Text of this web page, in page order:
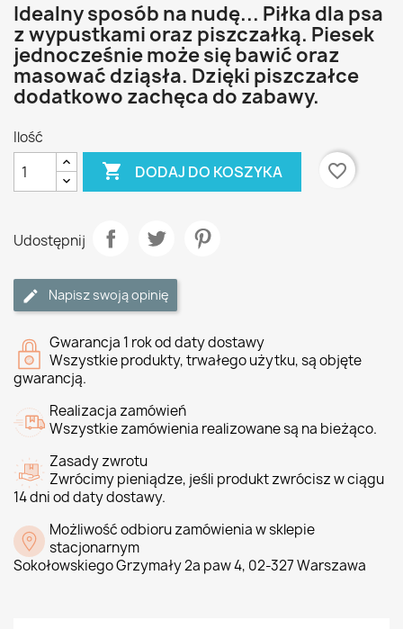
Idealny sposób na nudę... Piłka dla psa
z wypustkami oraz piszczałką. Piesek
jednocześnie może się bawić oraz
masować dziąsła. Dzięki piszczałce
dodatkowo zachęca do zabawy.
Ilość
 DODAJ DO KOSZYKA favorite_border
Udostępnij
Napisz swoją opinię
Gwarancja 1 rok od daty dostawy
Wszystkie produkty, trwałego użytku, są objęte
gwarancją.
Realizacja zamówień
Wszystkie zamówienia realizowane są na bieżąco.
Zasady zwrotu
Zwrócimy pieniądze, jeśli produkt zwrócisz w ciągu
14 dni od daty dostawy.
Możliwość odbioru zamówienia w sklepie
stacjonarnym
Sokołowskiego Grzymały 2a paw 4, 02-327 Warszawa